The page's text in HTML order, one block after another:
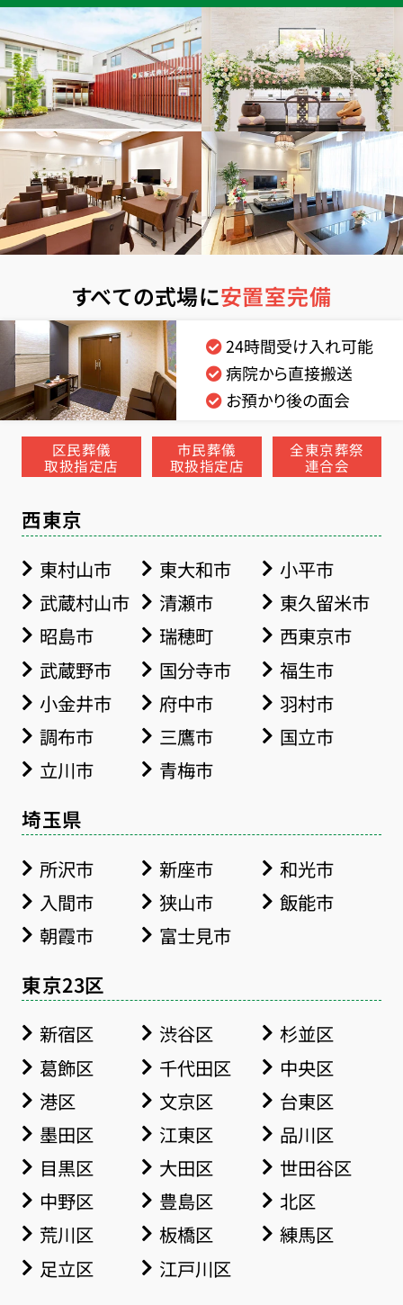
すべての式場に安置室完備
24時間受け入れ可能
病院から直接搬送
お預かり後の面会
区民葬儀
取扱指定店
市民葬儀
取扱指定店
全東京葬祭
連合会
西東京
東村山市 東大和市
小平市
武蔵村山市
清瀬市
東久留米市
昭島市
瑞穂町
西東京市
武蔵野市
国分寺市
福生市
小金井市
府中市
羽村市
調布市
三鷹市
国立市
立川市
青梅市
埼玉県
所沢市 新座市
和光市
入間市
狭山市
飯能市
朝霞市
富士見市
東京23区
新宿区 渋谷区
杉並区
葛飾区
千代田区
中央区
港区
文京区
台東区
墨田区
江東区
品川区
目黒区
大田区
世田谷区
中野区
豊島区
北区
荒川区
板橋区
練馬区
足立区
江戸川区